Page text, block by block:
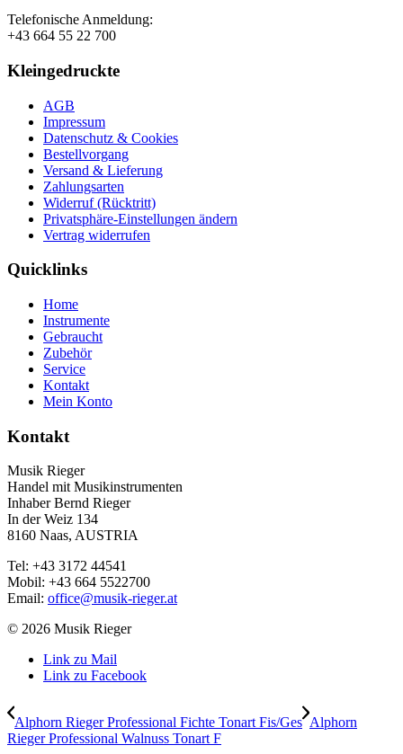
Telefonische Anmeldung:
+43 664 55 22 700
Kleingedruckte
AGB
Impressum
Datenschutz & Cookies
Bestellvorgang
Versand & Lieferung
Zahlungsarten
Widerruf (Rücktritt)
Privatsphäre-Einstellungen ändern
Vertrag widerrufen
Quicklinks
Home
Instrumente
Gebraucht
Zubehör
Service
Kontakt
Mein Konto
Kontakt
Musik Rieger
Handel mit Musikinstrumenten
Inhaber Bernd Rieger
In der Weiz 134
8160 Naas, AUSTRIA
Tel: +43 3172 44541
Mobil: +43 664 5522700
Email: office@musik-rieger.at
© 2026 Musik Rieger
Link zu Mail
Link zu Facebook
Alphorn Rieger Professional Fichte Tonart Fis/Ges Alphorn
Rieger Professional Walnuss Tonart F